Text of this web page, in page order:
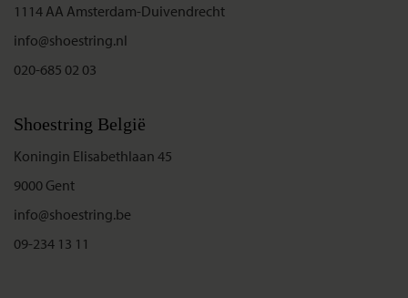
1114 AA Amsterdam-Duivendrecht
info@shoestring.nl
020-685 02 03
Shoestring België
Koningin Elisabethlaan 45
9000 Gent
info@shoestring.be
09-234 13 11